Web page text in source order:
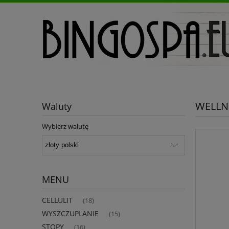
Waluty
Wybierz walutę
MENU
CELLULIT (18)
WYSZCZUPLANIE (15)
STOPY (16)